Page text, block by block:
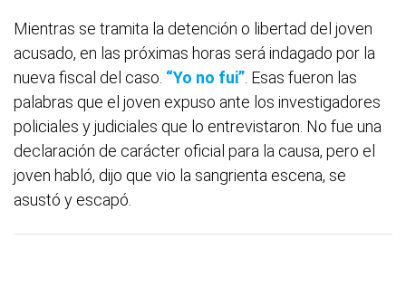
Mientras se tramita la detención o libertad del joven
acusado, en las próximas horas será indagado por la
nueva fiscal del caso. “Yo no fui” . Esas fueron las
palabras que el joven expuso ante los investigadores
policiales y judiciales que lo entrevistaron. No fue una
declaración de carácter oficial para la causa, pero el
joven habló, dijo que vio la sangrienta escena, se
asustó y escapó.